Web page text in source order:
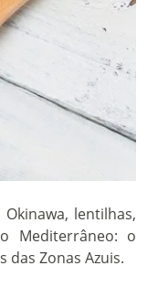
lentilhas,
Mediterrâneo: o
das Zonas Azuis.